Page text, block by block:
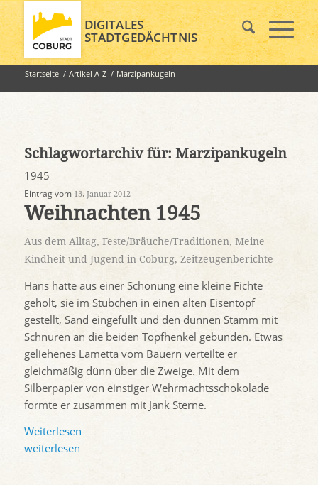
DIGITALES
STADTGEDÄCHTNIS
Startseite / Artikel A-Z / Marzipankugeln
Schlagwortarchiv für: Marzipankugeln
1945
Eintrag vom 13. Januar 2012
Weihnachten 1945
Aus dem Alltag, Feste/Bräuche/Traditionen, Meine
Kindheit und Jugend in Coburg, Zeitzeugenberichte
Hans hatte aus einer Schonung eine kleine Fichte
geholt, sie im Stübchen in einen alten Eisentopf
gestellt, Sand eingefüllt und den dünnen Stamm mit
Schnüren an die beiden Topfhenkel gebunden. Etwas
geliehenes Lametta vom Bauern verteilte er
gleichmäßig dünn über die Zweige. Mit dem
Silberpapier von einstiger Wehrmachtsschokolade
formte er zusammen mit Jank Sterne.
Weiterlesen
weiterlesen